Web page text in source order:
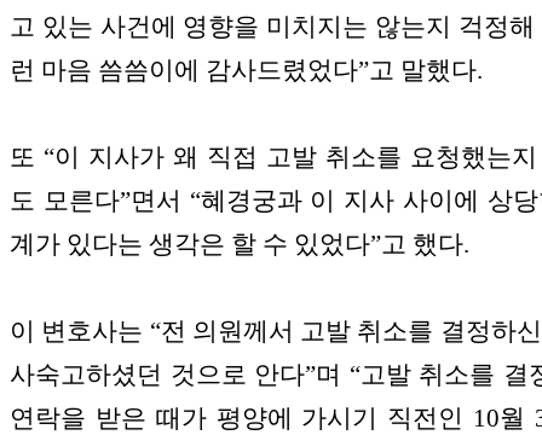
고 있는 사건에 영향을 미치지는 않는지 걱정해
런 마음 씀씀이에 감사드렸었다”고 말했다.
또 “이 지사가 왜 직접 고발 취소를 요청했는
도 모른다”면서 “혜경궁과 이 지사 사이에 상
계가 있다는 생각은 할 수 있었다”고 했다.
이 변호사는 “전 의원께서 고발 취소를 결정하
사숙고하셨던 것으로 안다”며 “고발 취소를 결
연락을 받은 때가 평양에 가시기 직전인 10월